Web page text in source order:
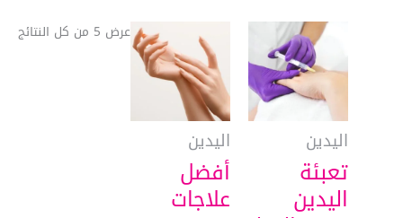
عرض ⁦5⁩ من كل النتائج
اليدين
تعبئة
اليدين
اليدين
أفضل
علاجات